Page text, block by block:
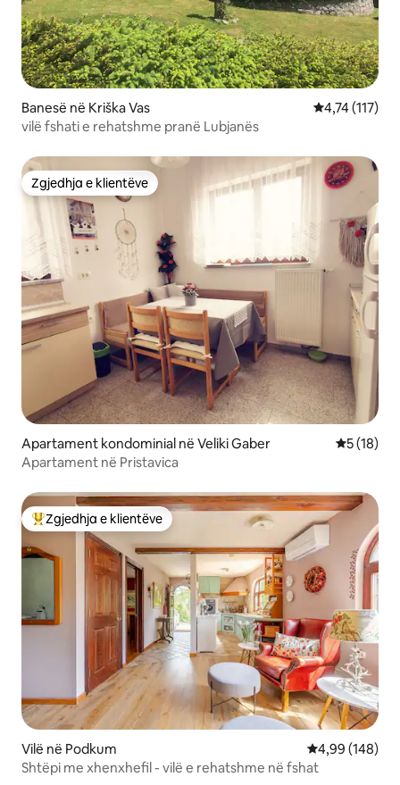
Banesë në Kriška Vas Vlerësimi
4,74 (117)
vilë fshati e rehatshme pranë Lubjanës
Zgjedhja e klientëve
Zgjedhja e klientëve
Apartament kondominial në Veliki Gaber Vlerësimi
5 (18)
Apartament në Pristavica
Më të mirat e zgjedhjeve të klientëve
Zgjedhja e klientëve
Vilë në Podkum Vlerësimi
4,99 (148)
Shtëpi me xhenxhefil - vilë e rehatshme në fshat